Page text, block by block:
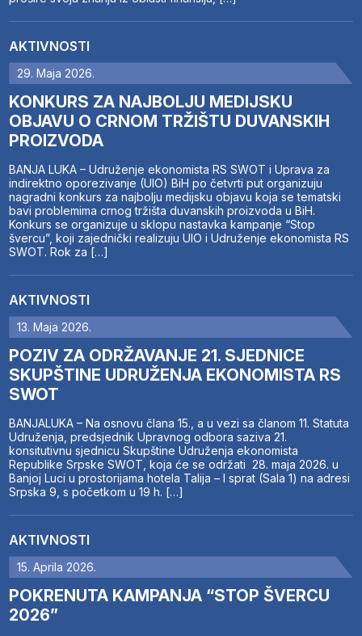
AKTIVNOSTI
29. Maja 2026.
KONKURS ZA NAJBOLJU MEDIJSKU
OBJAVU O CRNOM TRŽIŠTU DUVANSKIH
PROIZVODA
BANJA LUKA – Udruženje ekonomista RS SWOT i Uprava za
indirektno oporezivanje (UIO) BiH po četvrti put organizuju
nagradni konkurs za najbolju medijsku objavu koja se tematski
bavi problemima crnog tržišta duvanskih proizvoda u BiH.
Konkurs se organizuje u sklopu nastavka kampanje “Stop
švercu”, koji zajednički realizuju UIO i Udruženje ekonomista RS
SWOT. Rok za […]
AKTIVNOSTI
13. Maja 2026.
POZIV ZA ODRŽAVANJE 21. SJEDNICE
SKUPŠTINE UDRUŽENJA EKONOMISTA RS
SWOT
BANJALUKA – Na osnovu člana 15., a u vezi sa članom 11. Statuta
Udruženja, predsjednik Upravnog odbora saziva 21.
konsitutivnu sjednicu Skupštine Udruženja ekonomista
Republike Srpske SWOT, koja će se održati 28. maja 2026. u
Banjoj Luci u prostorijama hotela Talija – I sprat (Sala 1) na adresi
Srpska 9, s početkom u 19 h. […]
AKTIVNOSTI
15. Aprila 2026.
POKRENUTA KAMPANJA “STOP ŠVERCU
2026”